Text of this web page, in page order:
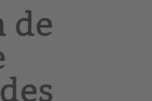
de